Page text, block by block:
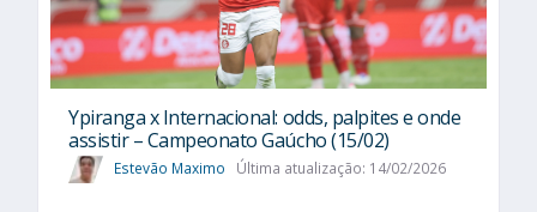
Ypiranga x Internacional: odds, palpites e onde
assistir – Campeonato Gaúcho (15/02)
Estevão Maximo Última atualização: 14/02/2026